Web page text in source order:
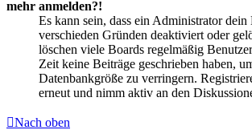
mehr anmelden?!
Es kann sein, dass ein Administrator dein
verschieden Gründen deaktiviert oder
löschen viele Boards regelmäßig
Zeit keine Beiträge geschrieben haben,
Datenbankgröße zu verringern.
erneut und nimm aktiv an den
Nach oben